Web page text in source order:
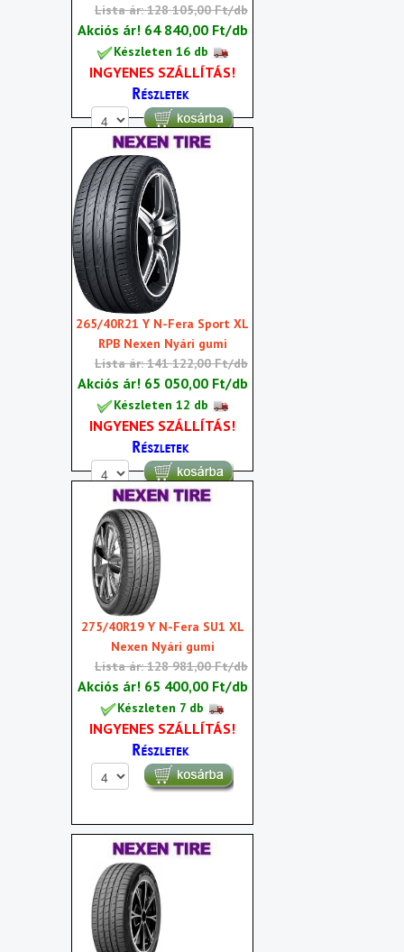
Lista ár: 128 105,00 Ft/db
Akciós ár! 64 840,00 Ft/db
Készleten 16 db
INGYENES SZÁLLÍTÁS!
265/40R21 Y N-Fera Sport XL
RPB Nexen Nyári gumi
Lista ár: 141 122,00 Ft/db
Akciós ár! 65 050,00 Ft/db
Készleten 12 db
INGYENES SZÁLLÍTÁS!
275/40R19 Y N-Fera SU1 XL
Nexen Nyári gumi
Lista ár: 128 981,00 Ft/db
Akciós ár! 65 400,00 Ft/db
Készleten 7 db
INGYENES SZÁLLÍTÁS!